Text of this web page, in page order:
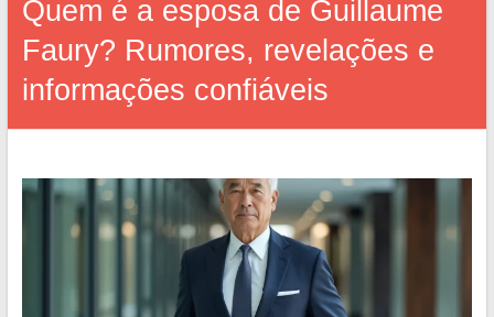
Quem é a esposa de Guillaume
Faury? Rumores, revelações e
informações confiáveis